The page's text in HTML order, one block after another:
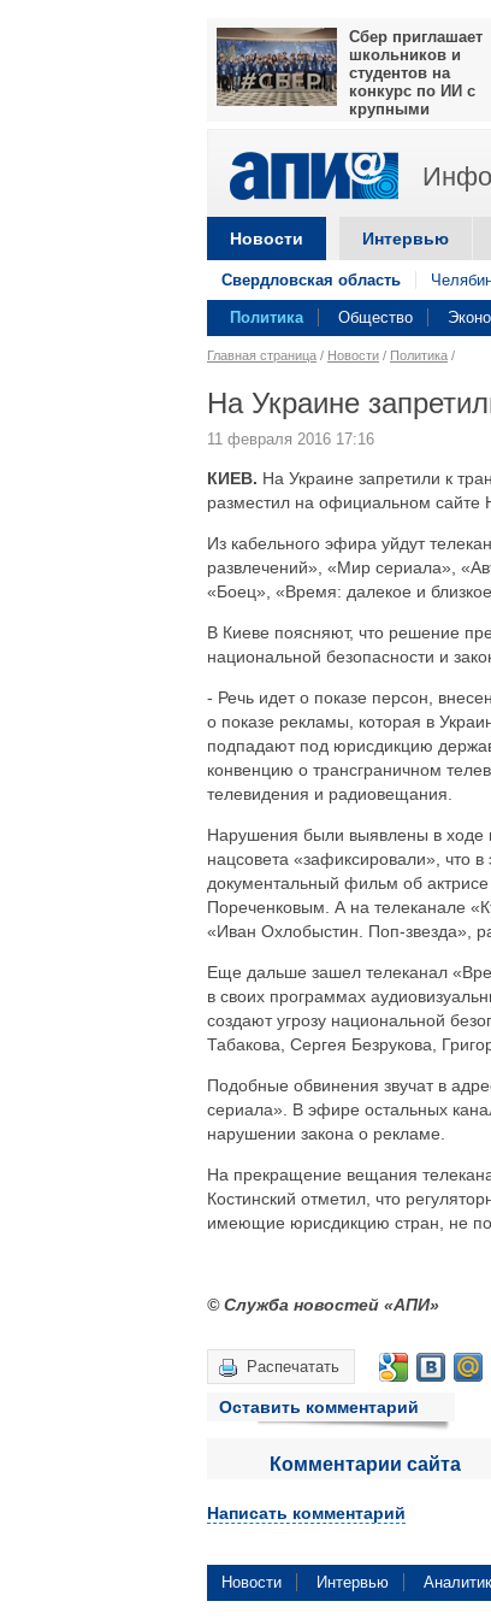
Сбер приглашает
школьников и
студентов на
конкурс по ИИ с
крупными
Новости Интервью
Свердловская область
Политика Общество
Главная страница / Новости / Политика /
На Украине
11 февраля 2016 17:16
КИЕВ. На Украине запретили к
разместил на официальном сайте
Из кабельного эфира уйдут
развлечений», «Мир сериала»,
«Боец», «Время: далекое и
В Киеве поясняют, что решение
национальной безопасности и
- Речь идет о показе персон,
о показе рекламы, которая в
подпадают под юрисдикцию
конвенцию о трансграничном
телевидения и радиовещания.
Нарушения были выявлены в ходе
нацсовета «зафиксировали», что
документальный фильм об
Пореченковым. А на телеканале
«Иван Охлобыстин. Поп-звезда»,
Еще дальше зашел телеканал
в своих программах
создают угрозу национальной
Табакова, Сергея Безрукова,
Подобные обвинения звучат в
сериала». В эфире остальных
нарушении закона о рекламе.
На прекращение вещания
Костинский отметил, что
имеющие юрисдикцию стран, не
© Служба новостей «АПИ»
Распечатать
Оставить комментарий
Комментарии сайта
Написать комментарий
Новости Интервью